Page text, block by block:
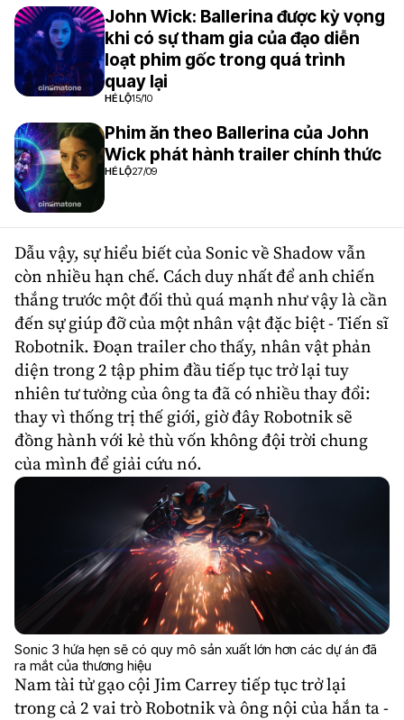
John Wick: Ballerina được kỳ vọng
khi có sự tham gia của đạo diễn
loạt phim gốc trong quá trình
quay lại
HÉ LỘ15/10
Phim ăn theo Ballerina của John
Wick phát hành trailer chính thức
HÉ LỘ27/09
Dẫu vậy, sự hiểu biết của Sonic về Shadow vẫn
còn nhiều hạn chế. Cách duy nhất để anh chiến
thắng trước một đối thủ quá mạnh như vậy là cần
đến sự giúp đỡ của một nhân vật đặc biệt - Tiến sĩ
Robotnik. Đoạn trailer cho thấy, nhân vật phản
diện trong 2 tập phim đầu tiếp tục trở lại tuy
nhiên tư tưởng của ông ta đã có nhiều thay đổi:
thay vì thống trị thế giới, giờ đây Robotnik sẽ
đồng hành với kẻ thù vốn không đội trời chung
của mình để giải cứu nó.
Sonic 3 hứa hẹn sẽ có quy mô sản xuất lớn hơn các dự án đã
ra mắt của thương hiệu
Nam tài tử gạo cội Jim Carreytiếp tục trở lại
trong cả 2 vai trò Robotnik và ông nội của hắn ta -